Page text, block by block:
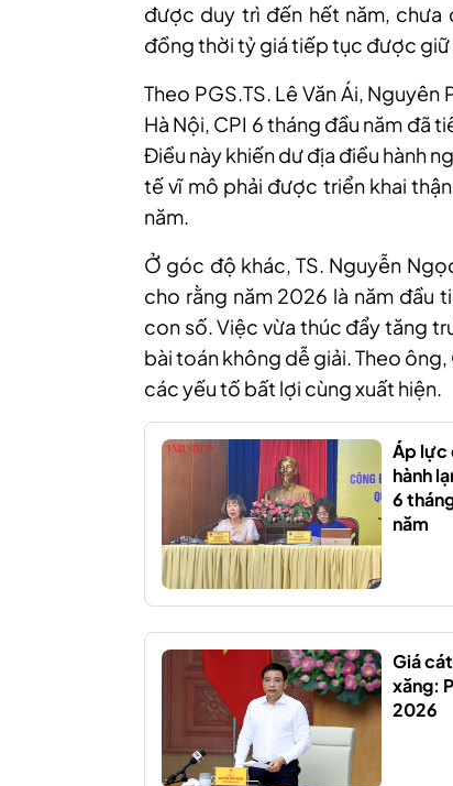
được duy trì đến hết năm, chưa
đồng thời tỷ giá tiếp tục được giữ
Theo PGS.TS. Lê Văn Ái,
Hà Nội, CPI 6 tháng đầu năm đã
Điều này khiến dư địa điều hành
tế vĩ mô phải được triển khai
năm.
Ở góc độ khác, TS. Nguyễn
cho rằng năm 2026 là năm đầu
con số. Việc vừa thúc đẩy tăng
bài toán không dễ giải. Theo
các yếu tố bất lợi cùng xuất hiện.
Áp lực
hành
6
năm
Giá
xăng:
2026